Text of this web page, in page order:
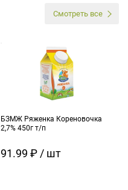
Смотреть все
БЗМЖ Ряженка Кореновочка
2,7% 450г т/п
91.99 ₽ / шт